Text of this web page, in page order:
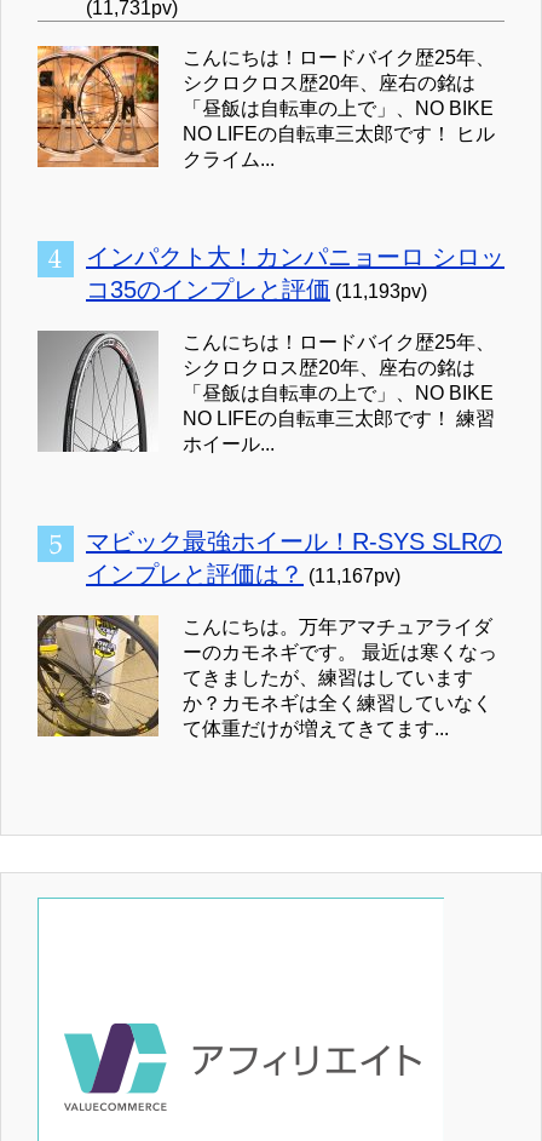
(11,731pv)
こんにちは！ロードバイク歴25年、
シクロクロス歴20年、座右の銘は
「昼飯は自転車の上で」、NO BIKE
NO LIFEの自転車三太郎です！ ヒル
クライム...
インパクト大！カンパニョーロ シロッ
コ35のインプレと評価 (11,193pv)
こんにちは！ロードバイク歴25年、
シクロクロス歴20年、座右の銘は
「昼飯は自転車の上で」、NO BIKE
NO LIFEの自転車三太郎です！ 練習
ホイール...
マビック最強ホイール！R-SYS SLRの
インプレと評価は？ (11,167pv)
こんにちは。万年アマチュアライダ
ーのカモネギです。 最近は寒くなっ
てきましたが、練習はしています
か？カモネギは全く練習していなく
て体重だけが増えてきてます...